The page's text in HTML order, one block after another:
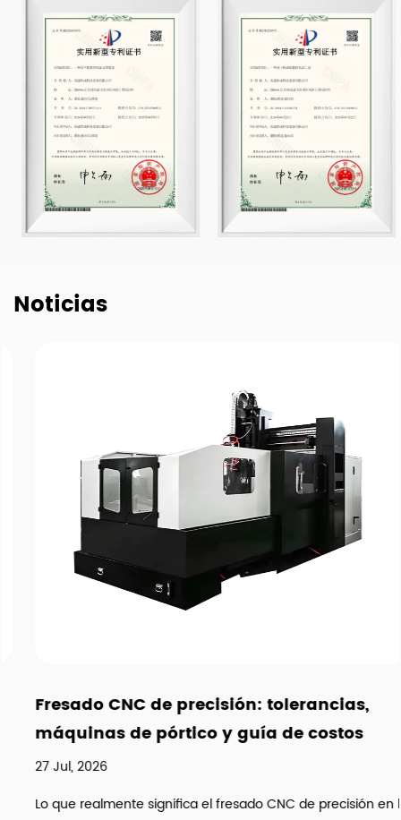
Noticias
Fresado CNC de precisión: tolerancias,
máquinas de pórtico y guía de costos
27 Jul, 2026
Lo que realmente significa el fresado CNC de precisión en la